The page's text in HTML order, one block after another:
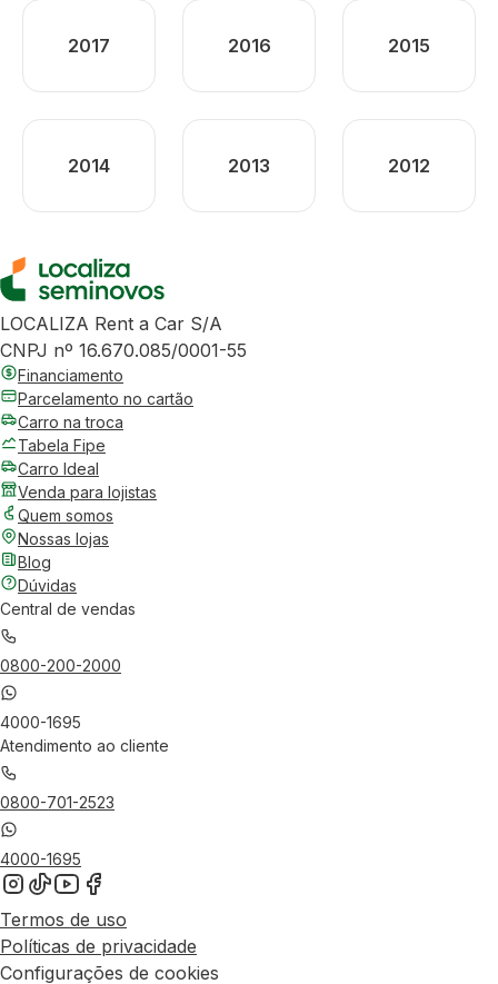
2017 2016 2015
2014 2013 2012
LOCALIZA Rent a Car S/A
CNPJ nº 16.670.085/0001-55
Financiamento
Parcelamento no cartão
Carro na troca
Tabela Fipe
Carro Ideal
Venda para lojistas
Quem somos
Nossas lojas
Blog
Dúvidas
Central de vendas
0800-200-2000
4000-1695
Atendimento ao cliente
0800-701-2523
4000-1695
Termos de uso
Políticas de privacidade
Configurações de cookies